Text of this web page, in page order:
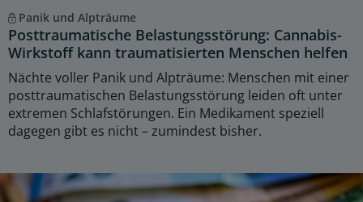
Panik und Alpträume
Posttraumatische Belastungsstörung: Cannabis-
Wirkstoff kann traumatisierten Menschen helfen
Nächte voller Panik und Alpträume: Menschen mit einer
posttraumatischen Belastungsstörung leiden oft unter
extremen Schlafstörungen. Ein Medikament speziell
dagegen gibt es nicht – zumindest bisher.